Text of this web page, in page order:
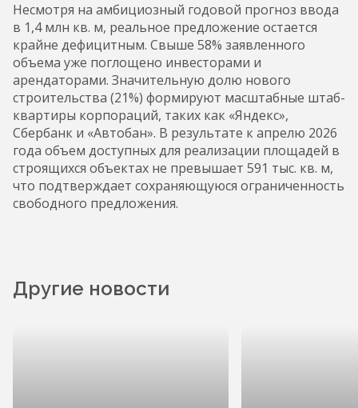
Несмотря на амбициозный годовой прогноз ввода
в 1,4 млн кв. м, реальное предложение остается
крайне дефицитным. Свыше 58% заявленного
объема уже поглощено инвесторами и
арендаторами. Значительную долю нового
строительства (21%) формируют масштабные штаб-
квартиры корпораций, таких как «Яндекс»,
Сбербанк и «Автобан». В результате к апрелю 2026
года объем доступных для реализации площадей в
строящихся объектах не превышает 591 тыс. кв. м,
что подтверждает сохраняющуюся ограниченность
свободного предложения.
Другие новости